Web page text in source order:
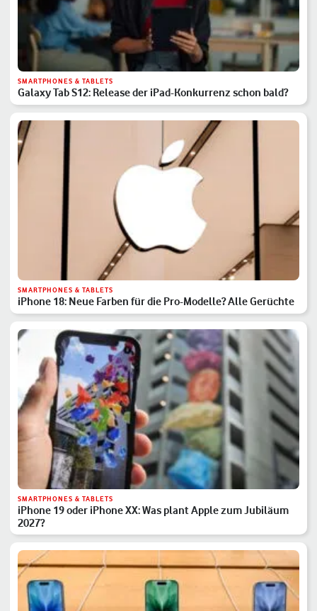
SMARTPHONES & TABLETS
Galaxy Tab S12: Release der iPad-Konkurrenz schon bald?
SMARTPHONES & TABLETS
iPhone 18: Neue Farben für die Pro-Modelle? Alle Gerüchte
SMARTPHONES & TABLETS
iPhone 19 oder iPhone XX: Was plant Apple zum Jubiläum
2027?